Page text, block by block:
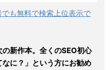
でも無料で検索上位表示で
新作本。全くのSEO初心
に？」という方にお勧め